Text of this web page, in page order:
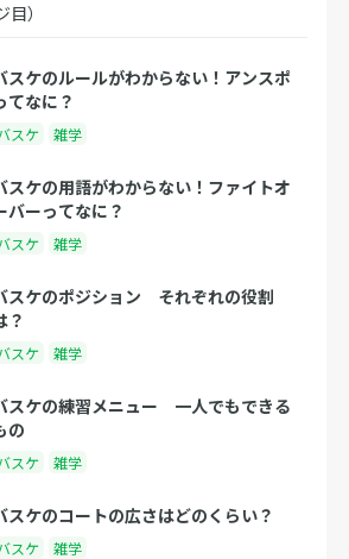
）
スケのルールがわからない！アンスポ
てなに？
スケ 雑学
スケの用語がわからない！ファイトオ
バーってなに？
スケ 雑学
スケのポジション それぞれの役割
？
スケ 雑学
スケの練習メニュー 一人でもできる
の
スケ 雑学
スケのコートの広さはどのくらい？
スケ 雑学